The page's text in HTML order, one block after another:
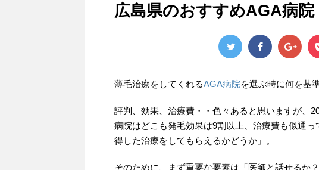
広島県のおすすめAGA病院
薄毛治療をしてくれるAGA病院を選ぶ時に何を基
評判、効果、治療費・・色々あると思いますが、
病院はどこも発毛効果は9割以上、治療費も似通
得した治療をしてもらえるかどうか」。
そのために、まず重要な要素は「医師と話せるか